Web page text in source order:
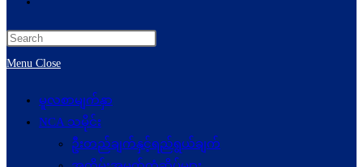
Menu Close
မူလစာမျက်နှာ
NCA သမိုင်း
ဦးတည်ချက်နှင့်ရည်ရွယ်ချက်